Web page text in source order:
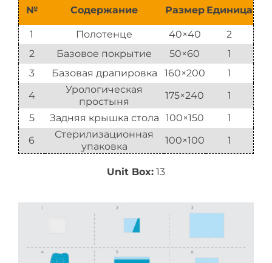
№ Содержание Размер Единица
1 Полотенце 40×40
2
2
Базовое покрытие 50×60
1
3
Базовая драпировка 160×200
1
4
Урологическая
простыня
175×240
1
5
Задняя крышка стола 100×150
1
6
Стерилизационная
упаковка
100×100 1
Unit Box: 13